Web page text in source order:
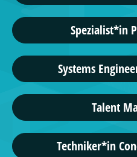
Spezialist*in
Systems
Talent
Techniker*in